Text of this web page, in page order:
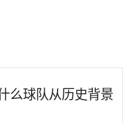
么球队从历史背景